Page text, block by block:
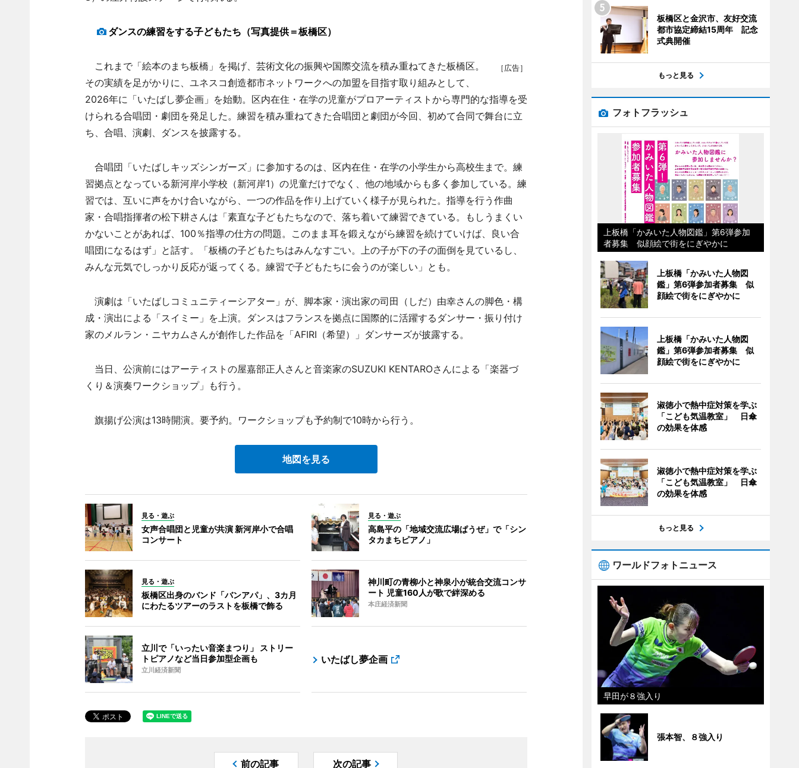
ダンスの練習をする子どもたち（写真提供＝板橋区）
［広告］
これまで「絵本のまち板橋」を掲げ、芸術文化の振興や国際交流を積み重ねてきた板橋区。
その実績を足がかりに、ユネスコ創造都市ネットワークへの加盟を目指す取り組みとして、
2026年に「いたばし夢企画」を始動。区内在住・在学の児童がプロアーティストから専門的な指導を受
けられる合唱団・劇団を発足した。練習を積み重ねてきた合唱団と劇団が今回、初めて合同で舞台に立
ち、合唱、演劇、ダンスを披露する。
合唱団「いたばしキッズシンガーズ」に参加するのは、区内在住・在学の小学生から高校生まで。練
習拠点となっている新河岸小学校（新河岸1）の児童だけでなく、他の地域からも多く参加している。練
習では、互いに声をかけ合いながら、一つの作品を作り上げていく様子が見られた。指導を行う作曲
家・合唱指揮者の松下耕さんは「素直な子どもたちなので、落ち着いて練習できている。もしうまくい
かないことがあれば、100％指導の仕方の問題。このまま耳を鍛えながら練習を続けていけば、良い合
唱団になるはず」と話す。「板橋の子どもたちはみんなすごい。上の子が下の子の面倒を見ているし、
みんな元気でしっかり反応が返ってくる。練習で子どもたちに会うのが楽しい」とも。
演劇は「いたばしコミュニティーシアター」が、脚本家・演出家の司田（しだ）由幸さんの脚色・構
成・演出による「スイミー」を上演。ダンスはフランスを拠点に国際的に活躍するダンサー・振り付け
家のメルラン・ニヤカムさんが創作した作品を「AFIRI（希望）」ダンサーズが披露する。
当日、公演前にはアーティストの屋嘉部正人さんと音楽家のSUZUKI KENTAROさんによる「楽器づ
くり＆演奏ワークショップ」も行う。
旗揚げ公演は13時開演。要予約。ワークショップも予約制で10時から行う。
地図を見る
見る・遊ぶ
女声合唱団と児童が共演 新河岸小で合唱
コンサート
見る・遊ぶ
高島平の「地域交流広場ぱうぜ」で「シン
タカまちピアノ」
見る・遊ぶ
板橋区出身のバンド「バンアパ」、3カ月
にわたるツアーのラストを板橋で飾る
神川町の青柳小と神泉小が統合交流コンサ
ート 児童160人が歌で絆深める
本庄経済新聞
立川で「いったい音楽まつり」 ストリー
トピアノなど当日参加型企画も
立川経済新聞
いたばし夢企画
前の記事 次の記事
板橋区と金沢市、友好交流
都市協定締結15周年 記念
式典開催
もっと見る
フォトフラッシュ
上板橋「かみいた人物図鑑」第6弾参加
者募集 似顔絵で街をにぎやかに
上板橋「かみいた人物図
鑑」第6弾参加者募集 似
顔絵で街をにぎやかに
上板橋「かみいた人物図
鑑」第6弾参加者募集 似
顔絵で街をにぎやかに
淑徳小で熱中症対策を学ぶ
「こども気温教室」 日傘
の効果を体感
淑徳小で熱中症対策を学ぶ
「こども気温教室」 日傘
の効果を体感
もっと見る
ワールドフォトニュース
早田が８強入り
張本智、８強入り